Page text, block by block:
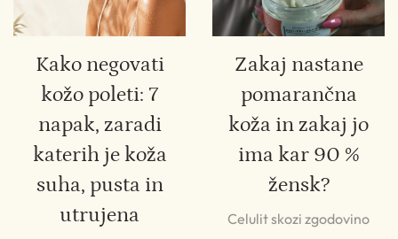
Kako negovati
kožo poleti: 7
napak, zaradi
katerih je koža
suha, pusta in
utrujena
Zakaj nastane
pomarančna
koža in zakaj jo
ima kar 90 %
žensk?
Celulit skozi zgodovino